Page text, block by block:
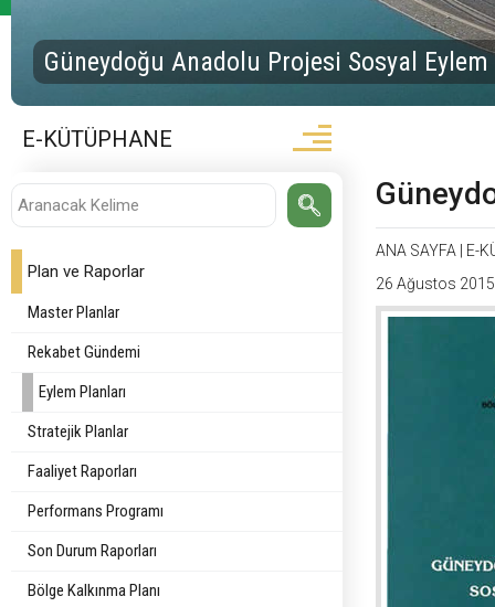
Güneydoğu Anadolu Projesi Sosyal Eylem
E-KÜTÜPHANE
Plan ve Raporlar
Master Planlar
Rekabet Gündemi
Eylem Planları
Stratejik Planlar
Faaliyet Raporları
Performans Programı
Son Durum Raporları
Bölge Kalkınma Planı
ANA SAYFA
E-
26 Ağustos